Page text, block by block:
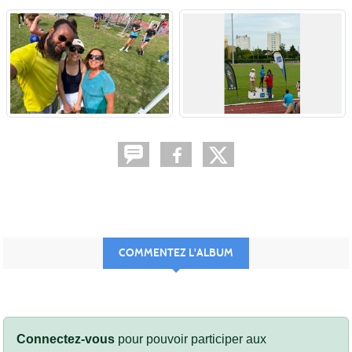
COMMENTEZ L'ALBUM
Connectez-vous pour pouvoir participer aux